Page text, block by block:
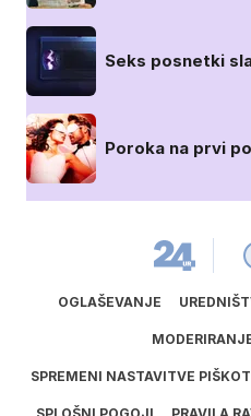
Seks posnetki
Poroka na prvi
OGLAŠEVANJE
SPREMENI NASTAVITVE